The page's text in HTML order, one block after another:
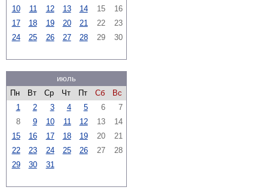
10
11 12 13 14 15
16
17
18 19 20 21 22
23
24
25 26 27 28 29 30
июль
Пн
Вт Ср Чт Пт Сб
Вс
1
2 3 4 5 6
7
8
9 10 11 12 13
14
15
16 17 18 19 20
21
22
23 24 25 26 27
28
29
30 31